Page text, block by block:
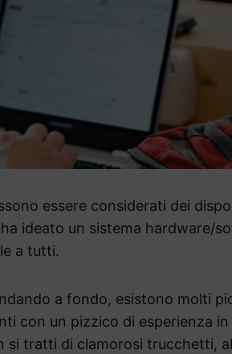
essere considerati dei
ha ideato un sistema hardware/
a tutti.
a fondo, esistono molti
con un pizzico di esperienza
si tratti di clamorosi trucchetti,